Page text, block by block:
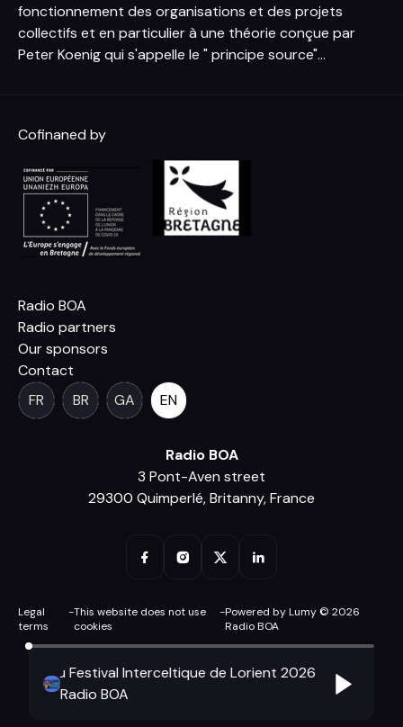
fonctionnement des organisations et des projets
collectifs et en particulier à une théorie conçue par
Peter Koenig qui s'appelle le " principe source"...
Cofinaned by
Radio BOA
Radio partners
Our sponsors
Contact
FR
BR GA EN
Radio BOA
3 Pont-Aven street
29300 Quimperlé, Britanny, France
Legal
terms
-This website does not use
cookies
-Powered by Lumy © 2026
Radio BOA
du Festival Interceltique de Lorient 2026
Le
Radio BOA